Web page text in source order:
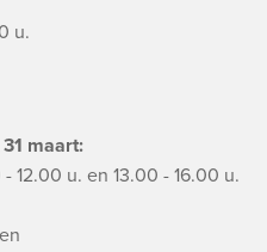
u.
maart:
12.00 u. en 13.00 - 16.00 u.